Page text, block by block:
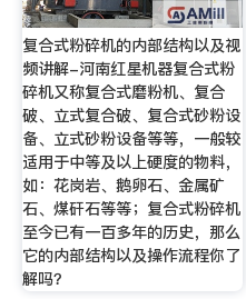
复合式粉碎机的内部结构以及视
频讲解-河南红星机器复合式粉
碎机又称复合式磨粉机、复合
破、立式复合破、复合式砂粉设
备、立式砂粉设备等等，一般较
适用于中等及以上硬度的物料，
如：花岗岩、鹅卵石、金属矿
石、煤矸石等等；复合式粉碎机
至今已有一百多年的历史，那么
它的内部结构以及操作流程你了
解吗？